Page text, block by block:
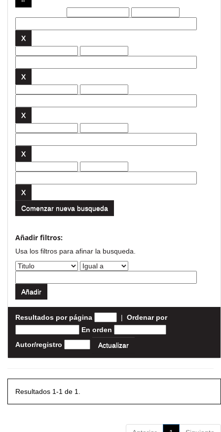
Comenzar nueva busqueda
Añadir filtros:
Usa los filtros para afinar la busqueda.
Resultados por página | Ordenar por
En orden
Autor/registro
Resultados 1-1 de 1.